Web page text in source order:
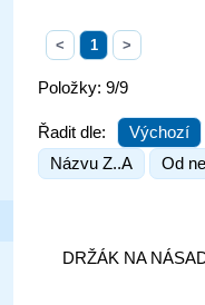
< 1 >
Položky: 9/9
Řadit dle:
Výchozí
Názvu Z..A
Od
DRŽÁK NA